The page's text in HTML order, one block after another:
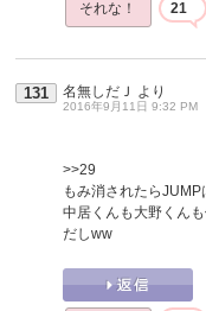
それな！ 21
131 名無しだＪ より
2016年9月11日 9:32 PM
>>29
もみ消されたら
中居くんも大野くん
だしww